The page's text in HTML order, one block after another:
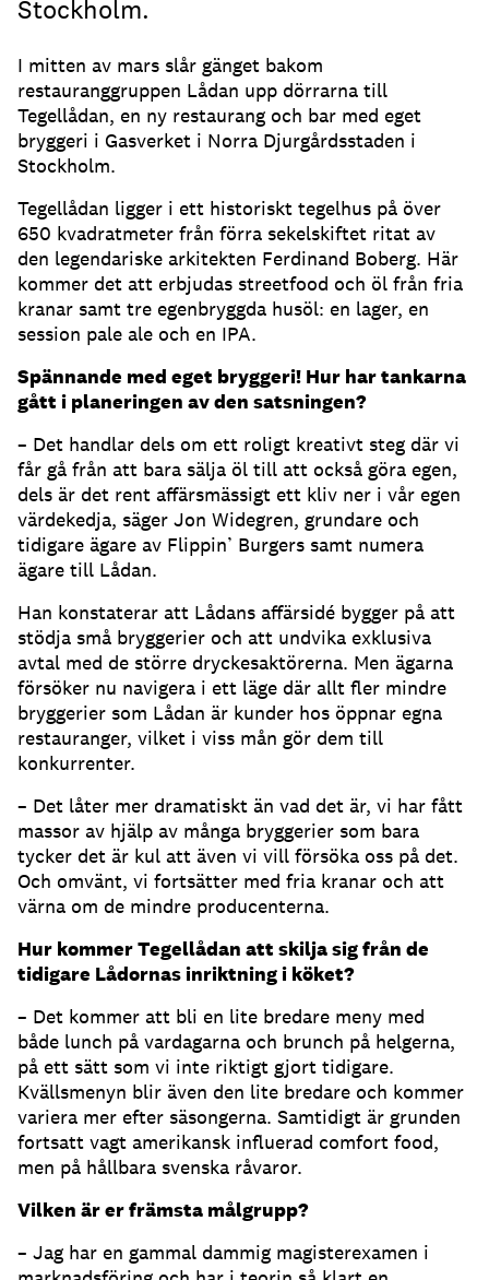
Stockholm.
I mitten av mars slår gänget bakom
restauranggruppen Lådan upp dörrarna till
Tegellådan, en ny restaurang och bar med eget
bryggeri i Gasverket i Norra Djurgårdsstaden i
Stockholm.
Tegellådan ligger i ett historiskt tegelhus på över
650 kvadratmeter från förra sekelskiftet ritat av
den legendariske arkitekten Ferdinand Boberg. Här
kommer det att erbjudas streetfood och öl från fria
kranar samt tre egenbryggda husöl: en lager, en
session pale ale och en IPA.
Spännande med eget bryggeri! Hur har tankarna
gått i planeringen av den satsningen?
– Det handlar dels om ett roligt kreativt steg där vi
får gå från att bara sälja öl till att också göra egen,
dels är det rent affärsmässigt ett kliv ner i vår egen
värdekedja, säger Jon Widegren, grundare och
tidigare ägare av Flippin’ Burgers samt numera
ägare till Lådan.
Han konstaterar att Lådans affärsidé bygger på att
stödja små bryggerier och att undvika exklusiva
avtal med de större dryckesaktörerna. Men ägarna
försöker nu navigera i ett läge där allt fler mindre
bryggerier som Lådan är kunder hos öppnar egna
restauranger, vilket i viss mån gör dem till
konkurrenter.
– Det låter mer dramatiskt än vad det är, vi har fått
massor av hjälp av många bryggerier som bara
tycker det är kul att även vi vill försöka oss på det.
Och omvänt, vi fortsätter med fria kranar och att
värna om de mindre producenterna.
Hur kommer Tegellådan att skilja sig från de
tidigare Lådornas inriktning i köket?
– Det kommer att bli en lite bredare meny med
både lunch på vardagarna och brunch på helgerna,
på ett sätt som vi inte riktigt gjort tidigare.
Kvällsmenyn blir även den lite bredare och kommer
variera mer efter säsongerna. Samtidigt är grunden
fortsatt vagt amerikansk influerad comfort food,
men på hållbara svenska råvaror.
Vilken är er främsta målgrupp?
– Jag har en gammal dammig magisterexamen i